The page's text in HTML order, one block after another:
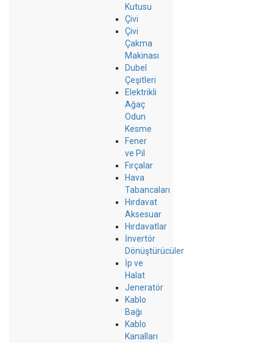
Kutusu
Çivi
Çivi
Çakma
Makinası
Dubel
Çeşitleri
Elektrikli
Ağaç
Odun
Kesme
Fener
ve Pil
Fırçalar
Hava
Tabancaları
Hırdavat
Aksesuar
Hırdavatlar
İnvertör
Dönüştürücüler
İp ve
Halat
Jeneratör
Kablo
Bağı
Kablo
Kanalları